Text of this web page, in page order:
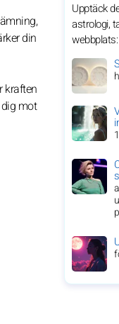
din
kraften
mot
Upptäck
astrologi,
webbplats: